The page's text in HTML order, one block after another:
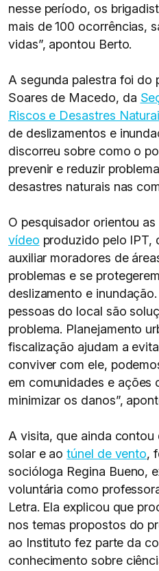
nesse período, os
mais de 100 ocorrências,
vidas”, apontou Berto.
A segunda palestra foi do
Soares de Macedo, da
Riscos e Desastres
de deslizamentos e
discorreu sobre como o
prevenir e reduzir
desastres naturais nas
O pesquisador orientou
vídeo produzido pelo IPT,
auxiliar moradores de
problemas e se
deslizamento e
pessoas do local são
problema. Planejamento
fiscalização ajudam a
conviver com ele,
em comunidades e ações
minimizar os danos”,
A visita, que ainda
solar e aotúnel de vento,
socióloga Regina Bueno,
voluntária como
Letra. Ela explicou que
nos temas propostos do
ao Instituto fez parte da
conhecimento sobre